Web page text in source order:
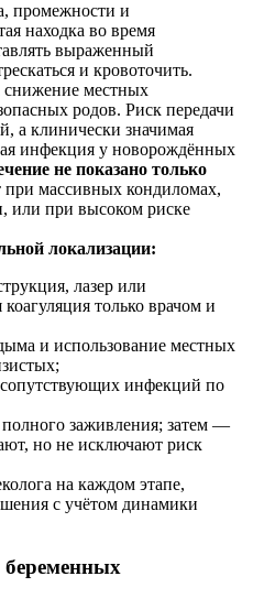
промежности и
находка во время
выраженный
и кровоточить.
снижение местных
родов. Риск передачи
а клинически значимая
инфекция у новорождённых
не показано только
при массивных кондиломах,
или при высоком риске
локализации:
лазер или
только врачом и
и использование местных
инфекций по
заживления; затем —
но не исключают риск
на каждом этапе,
с учётом динамики
беременных